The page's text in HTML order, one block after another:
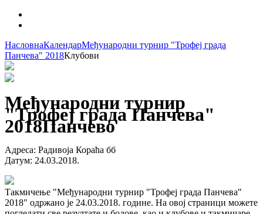
НасловнаКалендарМеђународни турнир "Трофеј града
Панчева" 2018Клубови
Међународни турнир
"Трофеј града Панчева"
2018Панчево
Адреса: Радивоја Кораћа бб
Датум: 24.03.2018.
Такмичење "Међународни турнир "Трофеј града Панчева"
2018" одржано је 24.03.2018. године. На овој страници можете